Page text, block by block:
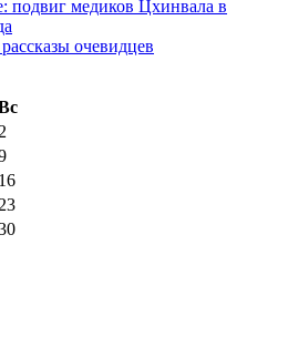
г(14)
№99 4 августа
июля 2014 г
подвиг медиков Цхинвала в
очевидцев
2
16
23